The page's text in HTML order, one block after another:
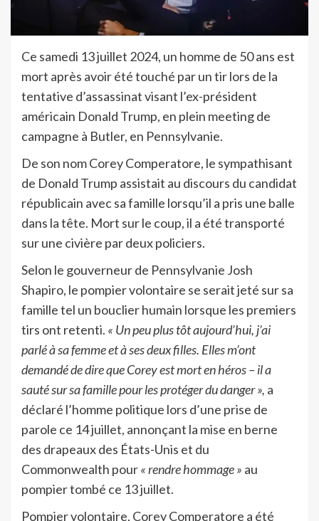
Ce samedi 13 juillet 2024, un homme de 50 ans est
mort après avoir été touché par un tir lors de la
tentative d’assassinat visant l’ex-président
américain Donald Trump, en plein meeting de
campagne à Butler, en Pennsylvanie.
De son nom Corey Comperatore, le sympathisant
de Donald Trump assistait au discours du candidat
républicain avec sa famille lorsqu’il a pris une balle
dans la tête. Mort sur le coup, il a été transporté
sur une civière par deux policiers.
Selon le gouverneur de Pennsylvanie Josh
Shapiro, le pompier volontaire se serait jeté sur sa
famille tel un bouclier humain lorsque les premiers
tirs ont retenti. « Un peu plus tôt aujourd’hui, j’ai
parlé à sa femme et à ses deux filles. Elles m’ont
demandé de dire que Corey est mort en héros – il a
sauté sur sa famille pour les protéger du danger », a
déclaré l’homme politique lors d’une prise de
parole ce 14 juillet, annonçant la mise en berne
des drapeaux des États-Unis et du
Commonwealth pour« rendre hommage » au
pompier tombé ce 13 juillet.
Pompier volontaire, Corey Comperatore a été